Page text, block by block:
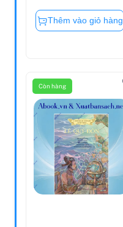
Thêm vào giỏ hàng
Còn hàng